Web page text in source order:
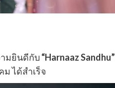
มยินดีกับ“Harnaaz Sandhu”
ได้สำเร็จ